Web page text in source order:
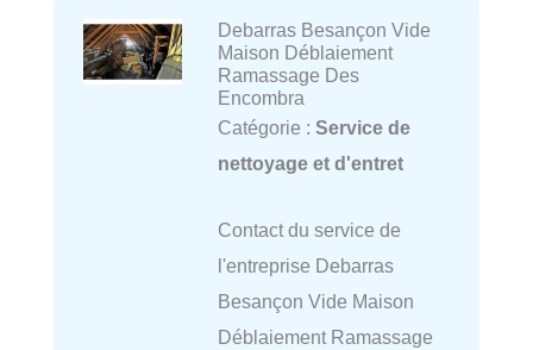
Debarras Besançon Vide
Maison Déblaiement
Ramassage Des
Encombra
Catégorie : Service de
nettoyage et d'entret
Contact du service de
l'entreprise Debarras
Besançon Vide Maison
Déblaiement Ramassage